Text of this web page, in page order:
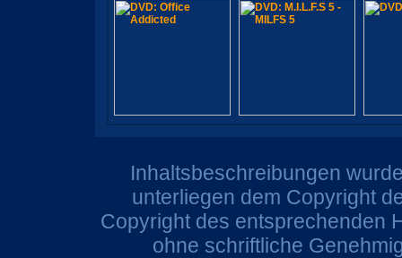
Inhaltsbeschreibungen
unterliegen dem Copyright
Copyright des entsprechenden
ohne schriftliche